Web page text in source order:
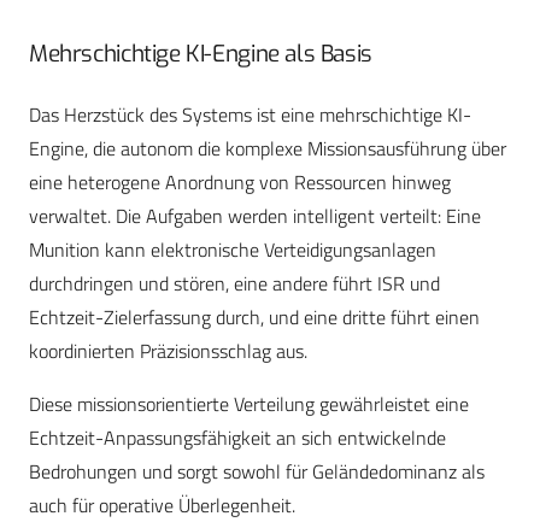
Mehrschichtige KI-Engine als Basis
Das Herzstück des Systems ist eine mehrschichtige KI-
Engine, die autonom die komplexe Missionsausführung über
eine heterogene Anordnung von Ressourcen hinweg
verwaltet. Die Aufgaben werden intelligent verteilt: Eine
Munition kann elektronische Verteidigungsanlagen
durchdringen und stören, eine andere führt ISR und
Echtzeit-Zielerfassung durch, und eine dritte führt einen
koordinierten Präzisionsschlag aus.
Diese missionsorientierte Verteilung gewährleistet eine
Echtzeit-Anpassungsfähigkeit an sich entwickelnde
Bedrohungen und sorgt sowohl für Geländedominanz als
auch für operative Überlegenheit.